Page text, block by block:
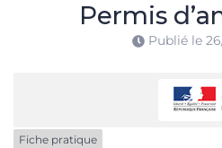
Permis
Publié le
Fiche pratique